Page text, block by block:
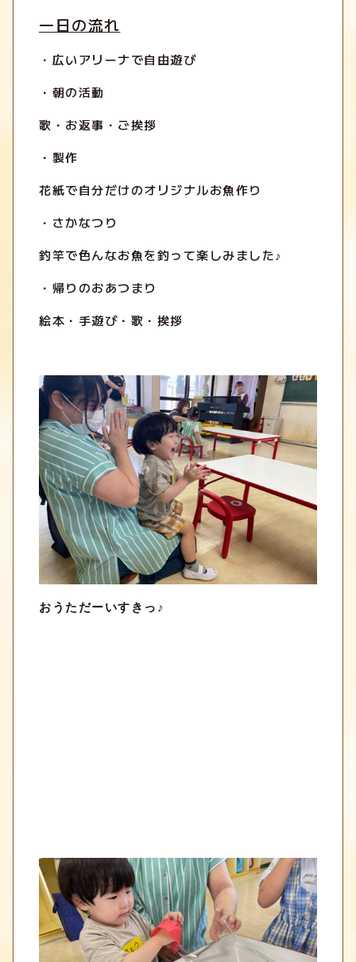
一日の流れ
・広いアリーナで自由遊び
・朝の活動
歌・お返事・ご挨拶
・製作
花紙で自分だけのオリジナルお魚作り
・さかなつり
釣竿で色んなお魚を釣って楽しみました♪
・帰りのおあつまり
絵本・手遊び・歌・挨拶
おうただーいすきっ♪